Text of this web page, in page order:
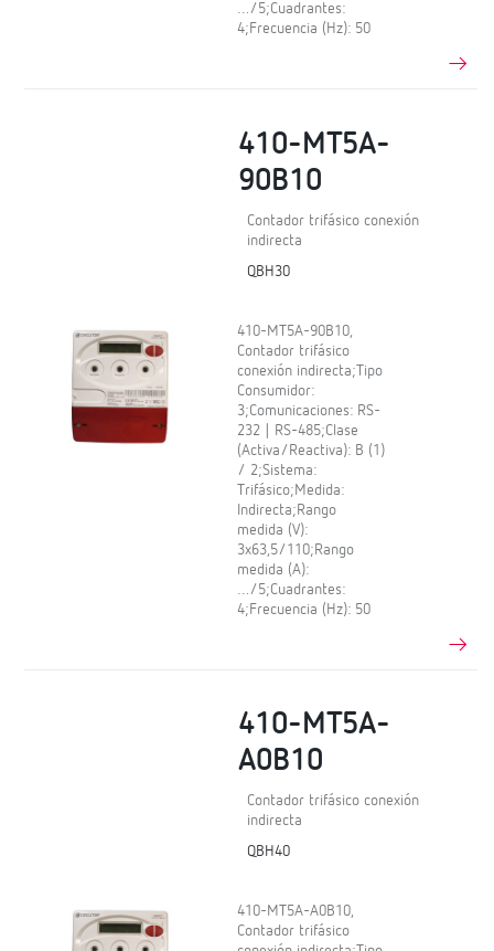
…/5;Cuadrantes:
4;Frecuencia (Hz): 50
410-MT5A-
90B10
Contador trifásico conexión
indirecta
QBH30
410-MT5A-90B10,
Contador trifásico
conexión indirecta;Tipo
Consumidor:
3;Comunicaciones: RS-
232 | RS-485;Clase
(Activa/Reactiva): B (1)
/ 2;Sistema:
Trifásico;Medida:
Indirecta;Rango
medida (V):
3x63,5/110;Rango
medida (A):
…/5;Cuadrantes:
4;Frecuencia (Hz): 50
410-MT5A-
A0B10
Contador trifásico conexión
indirecta
QBH40
410-MT5A-A0B10,
Contador trifásico